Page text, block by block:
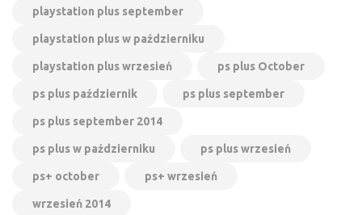
playstation plus september
playstation plus w październiku
playstation plus wrzesień ps plus October
ps plus październik ps plus september
ps plus september 2014
ps plus w październiku ps plus wrzesień
ps+ october ps+ wrzesień
wrzesień 2014